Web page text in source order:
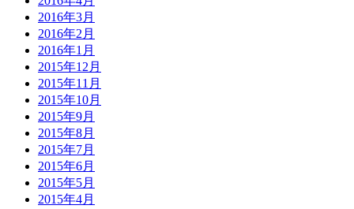
2016年3月
2016年2月
2016年1月
2015年12月
2015年11月
2015年10月
2015年9月
2015年8月
2015年7月
2015年6月
2015年5月
2015年4月